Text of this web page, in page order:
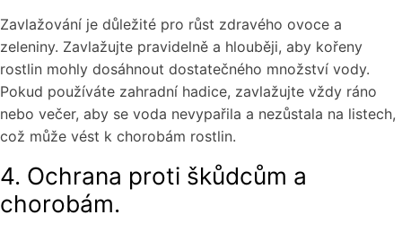
Zavlažování je důležité pro růst zdravého ovoce a
zeleniny. Zavlažujte pravidelně a hlouběji, aby kořeny
rostlin mohly dosáhnout dostatečného množství vody.
Pokud používáte zahradní hadice, zavlažujte vždy ráno
nebo večer, aby se voda nevypařila a nezůstala na listech,
což může vést k chorobám rostlin.
4. Ochrana proti škůdcům a
chorobám.